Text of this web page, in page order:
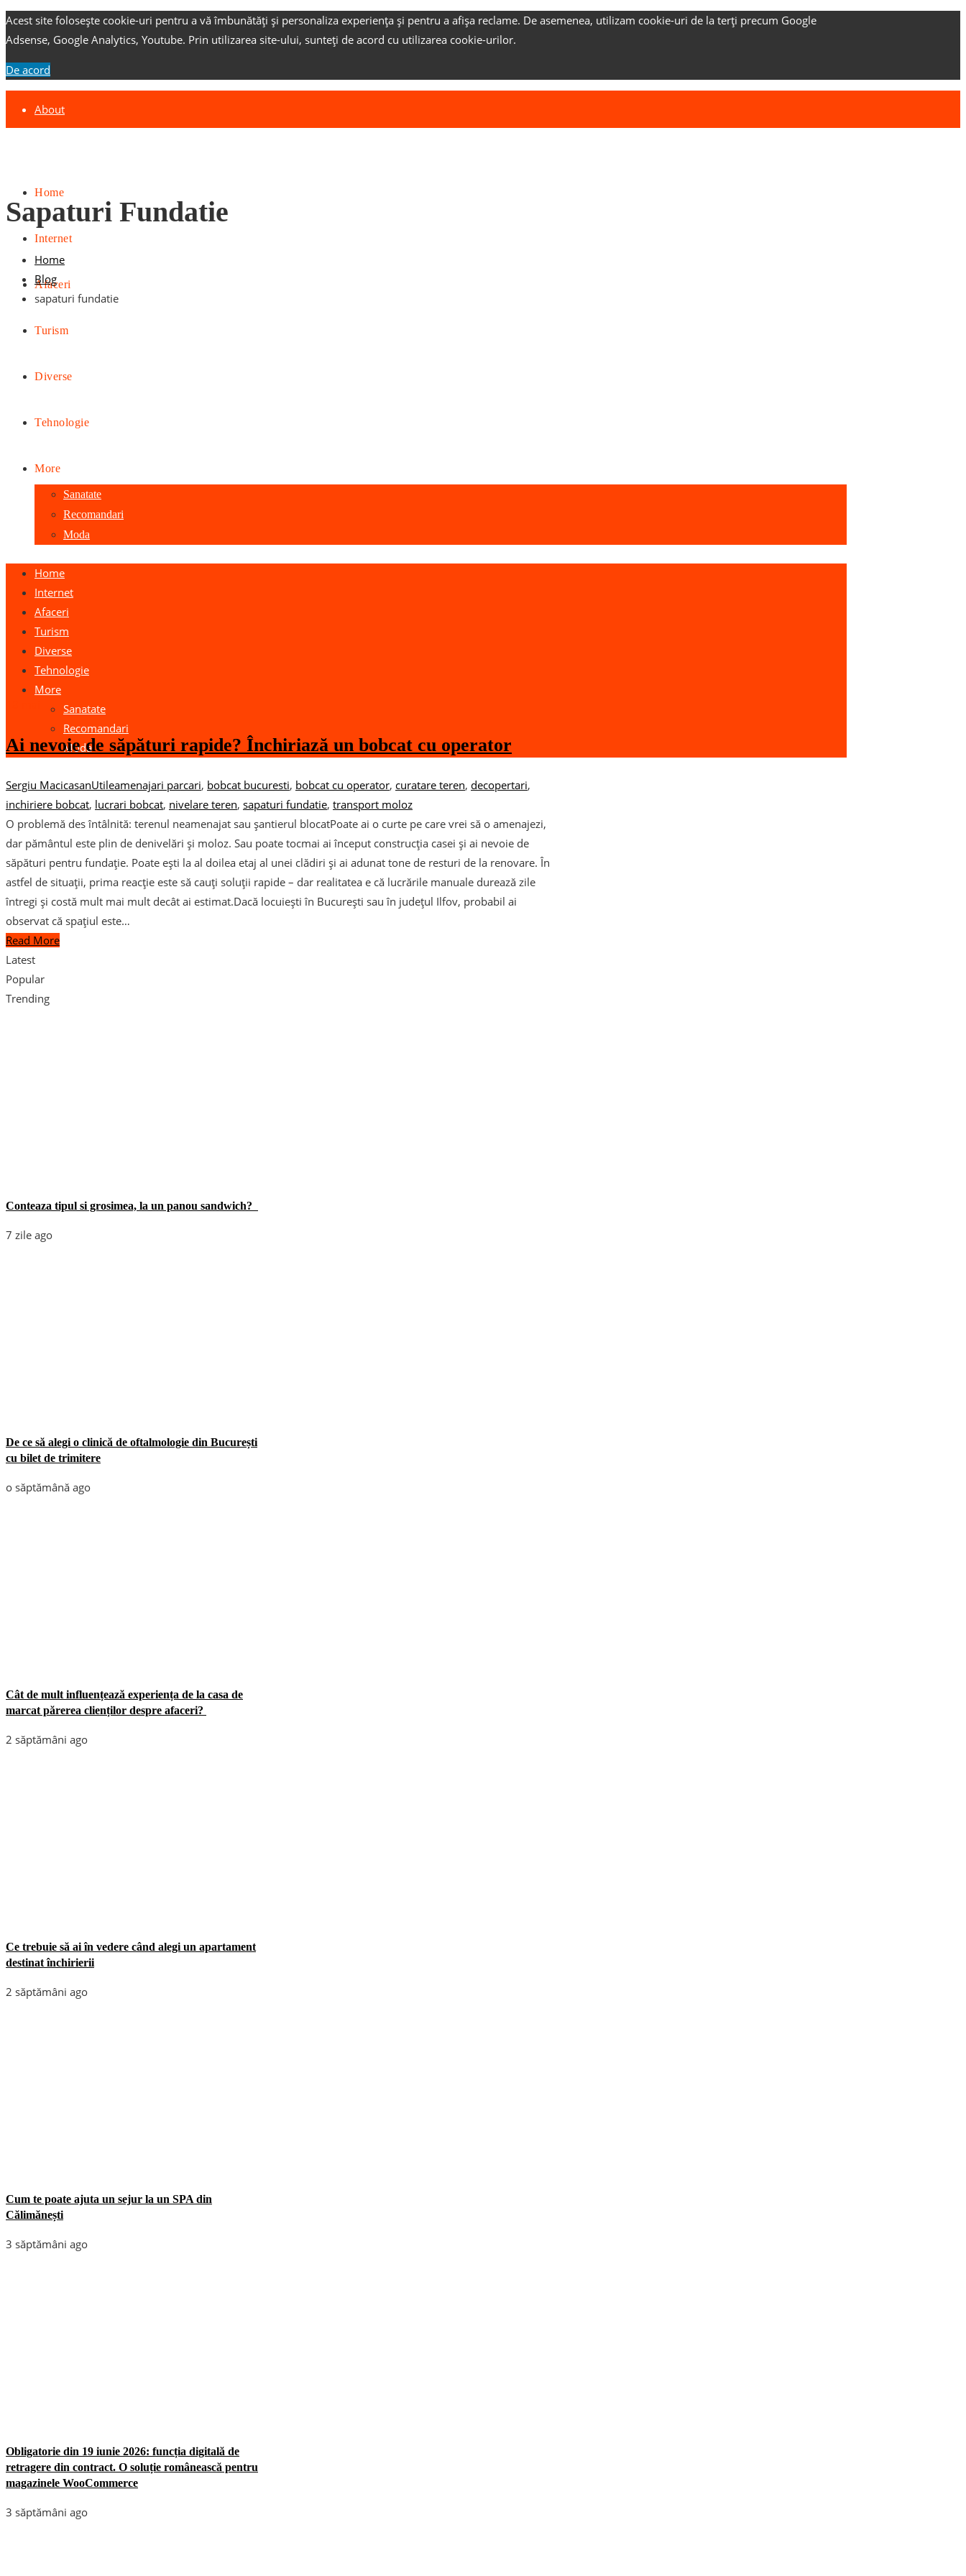
Acest site folosește cookie-uri pentru a vă îmbunătăți și personaliza experiența și pentru a afișa reclame. De asemenea, utilizam cookie-uri de la terți precum Google
Adsense, Google Analytics, Youtube. Prin utilizarea site-ului, sunteți de acord cu utilizarea cookie-urilor.
De acord
About
Home
Internet
Afaceri
Turism
Diverse
Tehnologie
More
Sanatate
Recomandari
Moda
Home
Internet
Afaceri
Turism
Diverse
Tehnologie
More
Sanatate
Recomandari
Moda
Sapaturi Fundatie
Home
Blog
sapaturi fundatie
Ai nevoie de săpături rapide? Închiriază un bobcat cu operator
Sergiu MacicasanUtileamenajari parcari, bobcat bucuresti, bobcat cu operator, curatare teren, decopertari,
inchiriere bobcat, lucrari bobcat, nivelare teren, sapaturi fundatie, transport moloz
O problemă des întâlnită: terenul neamenajat sau șantierul blocatPoate ai o curte pe care vrei să o amenajezi,
dar pământul este plin de denivelări și moloz. Sau poate tocmai ai început construcția casei și ai nevoie de
săpături pentru fundație. Poate ești la al doilea etaj al unei clădiri și ai adunat tone de resturi de la renovare. În
astfel de situații, prima reacție este să cauți soluții rapide – dar realitatea e că lucrările manuale durează zile
întregi și costă mult mai mult decât ai estimat.Dacă locuiești în București sau în județul Ilfov, probabil ai
observat că spațiul este…
Read More
Latest
Popular
Trending
Conteaza tipul si grosimea, la un panou sandwich?
7 zile ago
De ce să alegi o clinică de oftalmologie din București
cu bilet de trimitere
o săptămână ago
Cât de mult influențează experiența de la casa de
marcat părerea clienților despre afaceri?
2 săptămâni ago
Ce trebuie să ai în vedere când alegi un apartament
destinat închirierii
2 săptămâni ago
Cum te poate ajuta un sejur la un SPA din
Călimănești
3 săptămâni ago
Obligatorie din 19 iunie 2026: funcția digitală de
retragere din contract. O soluție românească pentru
magazinele WooCommerce
3 săptămâni ago